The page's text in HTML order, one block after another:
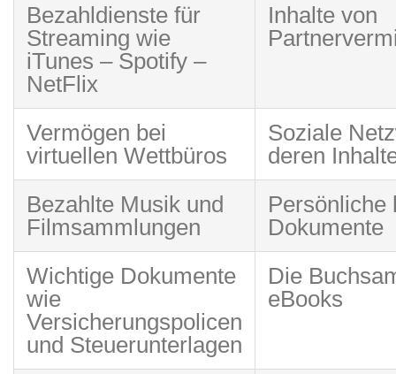
Bezahldienste für
Streaming wie
iTunes – Spotify –
NetFlix
Inhalte von
Vermögen bei
virtuellen Wettbüros
Soziale
deren
Bezahlte Musik und
Filmsammlungen
Persönliche
Dokumente
Wichtige Dokumente
wie
Versicherungspolicen
und Steuerunterlagen
Die
eBooks